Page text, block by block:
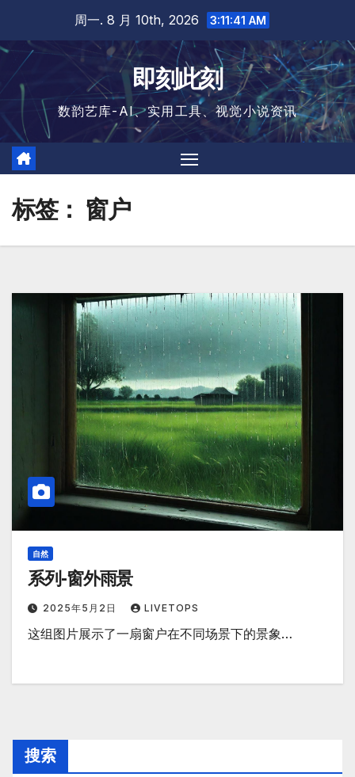
容
周一. 8 月 10th, 2026 3:11:41 AM
即刻此刻
数韵艺库-AI、实用工具、视觉小说资讯
标签： 窗户
自然
系列-窗外雨景
2025年5月2日 LIVETOPS
这组图片展示了一扇窗户在不同场景下的景象…
搜索